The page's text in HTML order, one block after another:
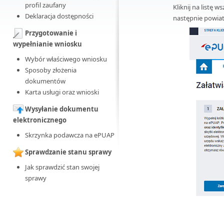
profil zaufany
Deklaracja dostępności
Przygotowanie i
wypełnianie wniosku
Wybór właściwego wniosku
Sposoby złożenia
dokumentów
Karta usługi oraz wnioski
Wysyłanie dokumentu
elektronicznego
Skrzynka podawcza na ePUAP
Sprawdzanie stanu sprawy
Jak sprawdzić stan swojej
sprawy
Kliknij na listę
następnie